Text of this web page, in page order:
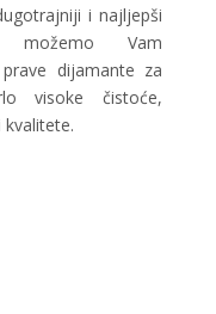
i najljepši
možemo Vam
dijamante za
visoke čistoće,
kvalitete.